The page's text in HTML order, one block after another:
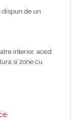
dispun de un
interior, acest
si zone cu